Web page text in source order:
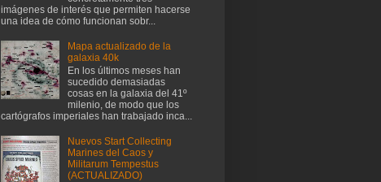
imágenes de interés que permiten hacerse
una idea de cómo funcionan sobr...
Mapa actualizado de la
galaxia 40k
En los últimos meses han
sucedido demasiadas
cosas en la galaxia del 41º
milenio, de modo que los
cartógrafos imperiales han trabajado inca...
Nuevos Start Collecting
Marines del Caos y
Militarum Tempestus
(ACTUALIZADO)